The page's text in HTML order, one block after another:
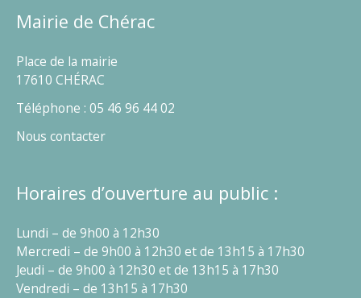
Mairie de Chérac
Place de la mairie
17610 CHÉRAC
Téléphone : 05 46 96 44 02
Nous contacter
Horaires d’ouverture au public :
Lundi – de 9h00 à 12h30
Mercredi – de 9h00 à 12h30 et de 13h15 à 17h30
Jeudi – de 9h00 à 12h30 et de 13h15 à 17h30
Vendredi – de 13h15 à 17h30